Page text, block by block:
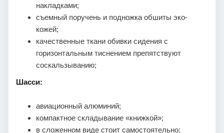
накладками;
съемный поручень и подножка обшиты эко-
кожей;
качественные ткани обивки сидения с
горизонтальным тиснением препятствуют
соскальзыванию;
Шасси:
авиационный алюминий;
компактное складывание «книжкой»;
в сложенном виде стоит самостоятельно;